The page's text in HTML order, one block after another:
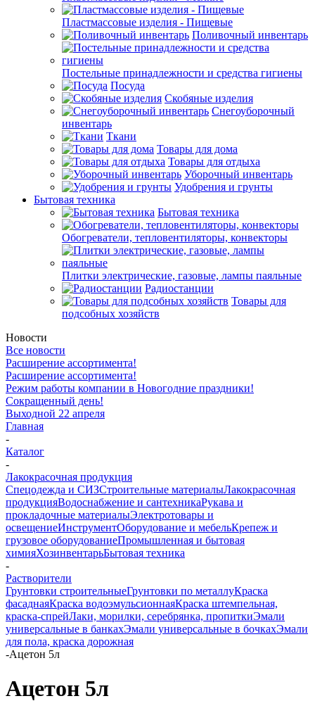
Пластмассовые изделия - Пищевые
Поливочный инвентарь
Постельные принадлежности и средства гигиены
Посуда
Скобяные изделия
Снегоуборочный
инвентарь
Ткани
Товары для дома
Товары для отдыха
Уборочный инвентарь
Удобрения и грунты
Бытовая техника
Бытовая техника
Обогреватели, тепловентиляторы, конвекторы
Плитки электрические, газовые, лампы паяльные
Радиостанции
Товары для
подсобных хозяйств
Новости
Все новости
Расширение ассортимента!
Расширение ассортимента!
Режим работы компании в Новогодние праздники!
Сокращенный день!
Выходной 22 апреля
Главная
-
Каталог
-
Лакокрасочная продукция
Спецодежда и СИЗСтроительные материалыЛакокрасочная
продукцияВодоснабжение и сантехникаРукава и
прокладочные материалыЭлектротовары и
освещениеИнструментОборудование и мебельКрепеж и
грузовое оборудованиеПромышленная и бытовая
химияХозинвентарьБытовая техника
-
Растворители
Грунтовки строительныеГрунтовки по металлуКраска
фасаднаяКраска водоэмульсионнаяКраска штемпельная,
краска-спрейЛаки, морилки, серебрянка, пропиткиЭмали
универсальные в банкахЭмали универсальные в бочкахЭмали
для пола, краска дорожная
-Ацетон 5л
Ацетон 5л